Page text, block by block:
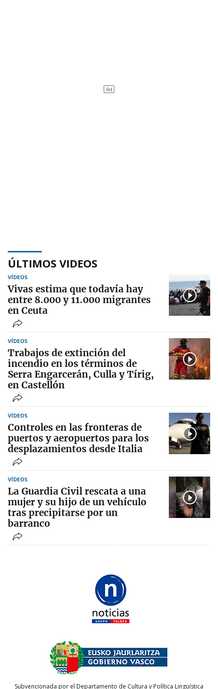
ÚLTIMOS VIDEOS
VÍDEOS
Vivas estima que todavía hay
entre 8.000 y 11.000 migrantes
en Ceuta
VÍDEOS
Trabajos de extinción del
incendio en los términos de
Serra Engarcerán, Culla y Tírig,
en Castellón
VÍDEOS
Controles en las fronteras de
puertos y aeropuertos para los
desplazamientos desde Italia
VÍDEOS
La Guardia Civil rescata a una
mujer y su hijo de un vehículo
tras precipitarse por un
barranco
Subvencionada por el Departamento de Cultura y Política Lingüística